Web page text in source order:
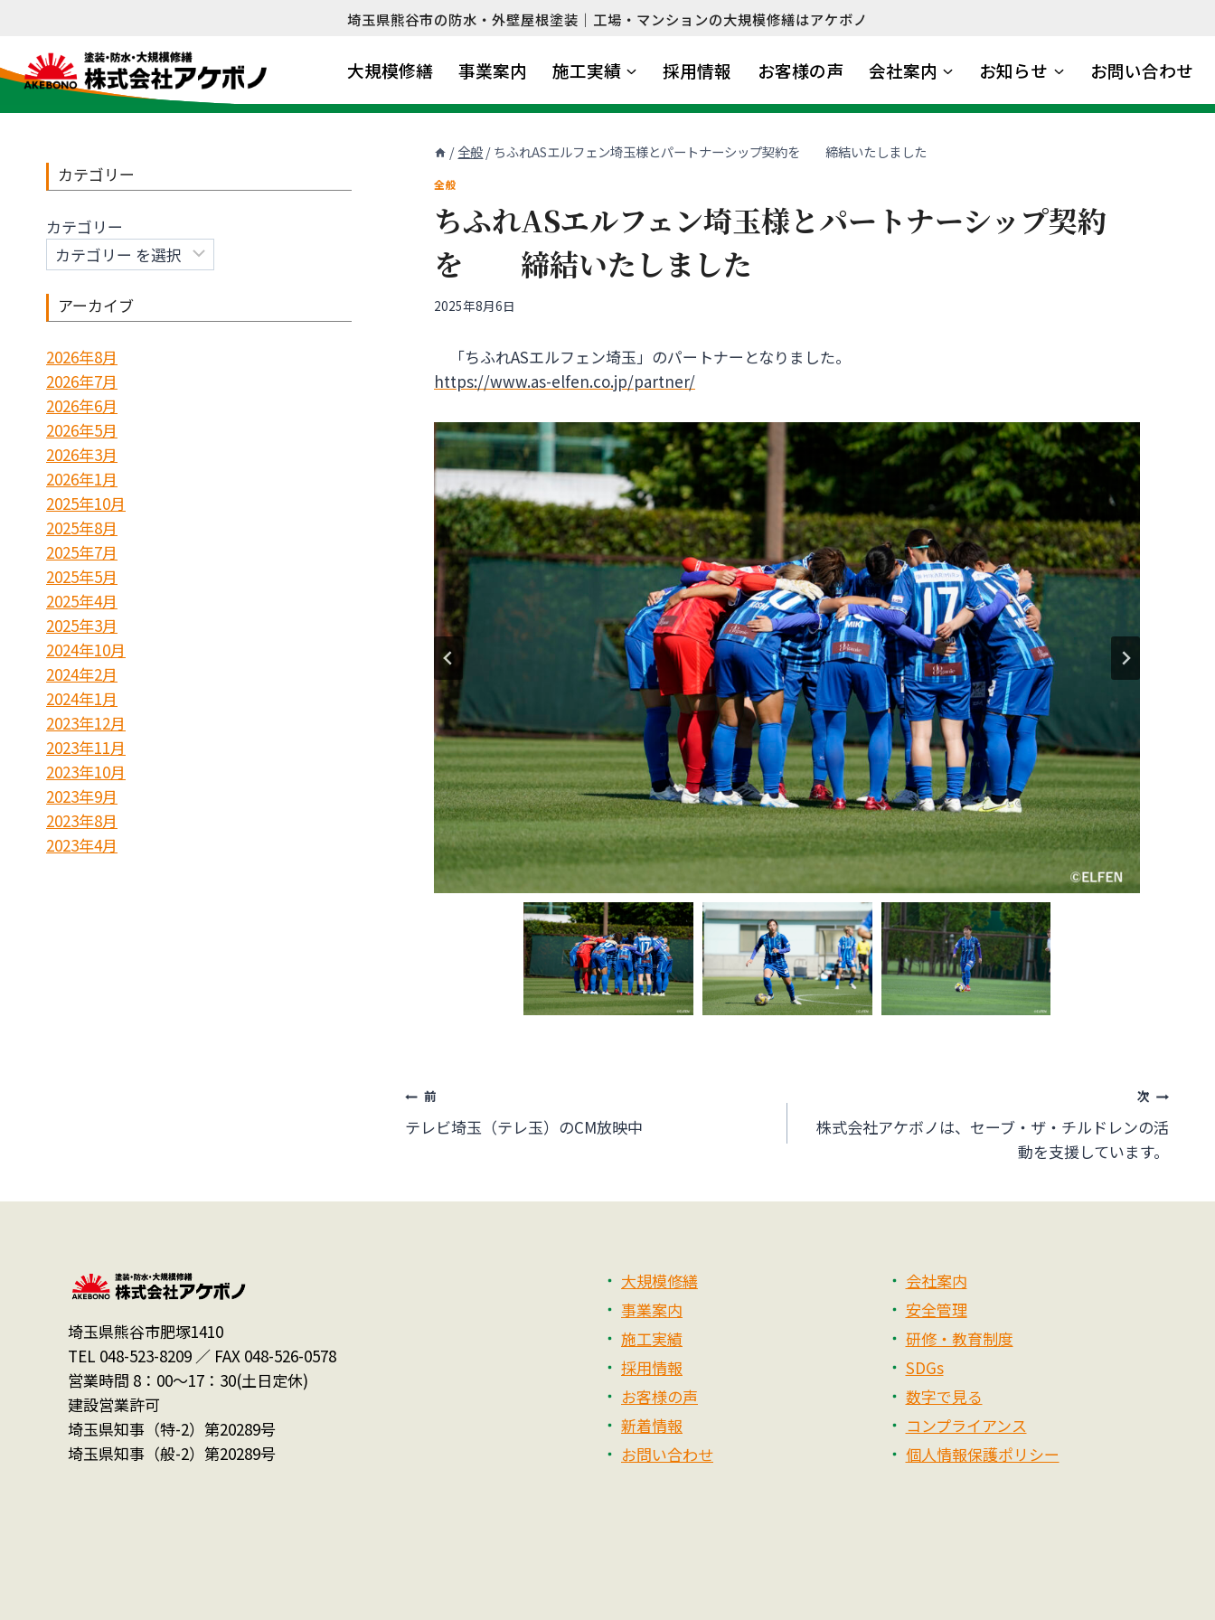
ス
キ
埼玉県熊谷市の防水・外壁屋根塗装｜工場・マンションの大規模修繕はアケボノ
大規模修繕 事業案内 施工実績 採用情報 お客様の声 会社案内 お知らせ お問い合わせ
/全般/ちふれASエルフェン埼玉様とパートナーシップ契約を 締結いたしました
全般
ちふれASエルフェン埼玉様とパートナーシップ契約
を 締結いたしました
2025年8月6日
「ちふれASエルフェン埼玉」のパートナーとなりました。
https://www.as-elfen.co.jp/partner/
投
稿
前
テレビ埼玉（テレ玉）のCM放映中
次
株式会社アケボノは、セーブ・ザ・チルドレンの活
動を支援しています。
カテゴリー
カテゴリー
アーカイブ
2026年8月
2026年7月
2026年6月
2026年5月
2026年3月
2026年1月
2025年10月
2025年8月
2025年7月
2025年5月
2025年4月
2025年3月
2024年10月
2024年2月
2024年1月
2023年12月
2023年11月
2023年10月
2023年9月
2023年8月
2023年4月
埼玉県熊谷市肥塚1410
TEL 048-523-8209 ／ FAX 048-526-0578
営業時間 8：00～17：30(土日定休)
建設営業許可
埼玉県知事（特-2）第20289号
埼玉県知事（般-2）第20289号
大規模修繕
事業案内
施工実績
採用情報
お客様の声
新着情報
お問い合わせ
会社案内
安全管理
研修・教育制度
SDGs
数字で見る
コンプライアンス
個人情報保護ポリシー